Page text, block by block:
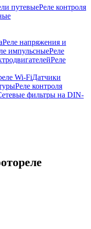
путевыеРеле контроля
Реле напряжения и
импульсныеРеле
Реле
Wi-FiДатчики
Реле контроля
фильтры на DIN-